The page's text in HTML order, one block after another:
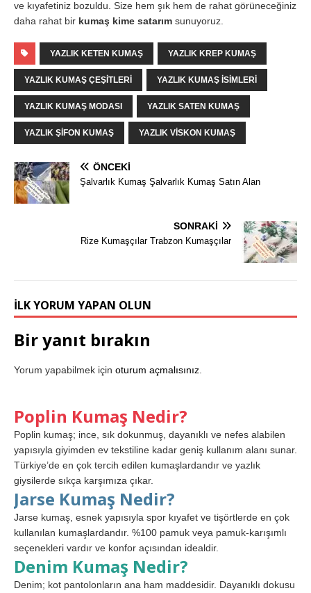
ve kıyafetiniz bozuldu. Size hem şık hem de rahat görüneceğiniz
daha rahat bir kumaş kime satarım sunuyoruz.
YAZLIK KETEN KUMAŞ YAZLIK KREP KUMAŞ
YAZLIK KUMAŞ ÇEŞITLERI YAZLIK KUMAŞ ISIMLERI
YAZLIK KUMAŞ MODASI YAZLIK SATEN KUMAŞ
YAZLIK ŞIFON KUMAŞ YAZLIK VISKON KUMAŞ
ÖNCEKI
Şalvarlık Kumaş Şalvarlık Kumaş Satın Alan
SONRAKI
Rize Kumaşçılar Trabzon Kumaşçılar
İLK YORUM YAPAN OLUN
Bir yanıt bırakın
Yorum yapabilmek için oturum açmalısınız
Poplin Kumaş Nedir?
Poplin kumaş; ince, sık dokunmuş, dayanıklı ve nefes alabilen
yapısıyla giyimden ev tekstiline kadar geniş kullanım alanı sunar.
Türkiye’de en çok tercih edilen kumaşlardandır ve yazlık
giysilerde sıkça karşımıza çıkar.
Jarse Kumaş Nedir?
Jarse kumaş, esnek yapısıyla spor kıyafet ve tişörtlerde en çok
kullanılan kumaşlardandır. %100 pamuk veya pamuk-karışımlı
seçenekleri vardır ve konfor açısından idealdir.
Denim Kumaş Nedir?
Denim; kot pantolonların ana ham maddesidir. Dayanıklı dokusu